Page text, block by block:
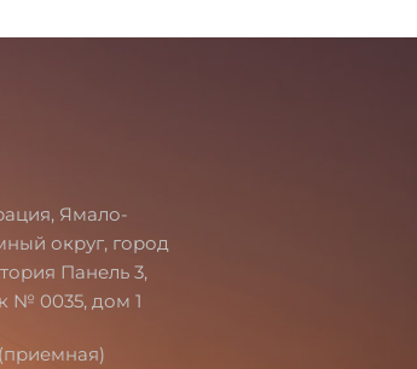
Ямало-
округ, город
Панель 3,
№ 0035, дом 1